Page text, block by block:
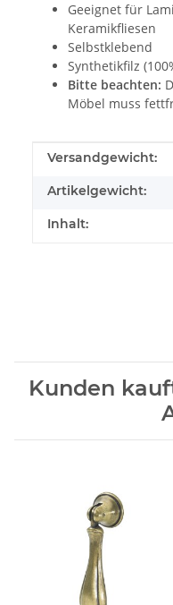
Geeignet für
Keramikfliesen
Selbstklebend
Synthetikfilz
Bitte beachten:
Möbel muss
Produkteigenschaft
Wert
Versandgewicht:
Artikelgewicht:
Inhalt:
Kunden